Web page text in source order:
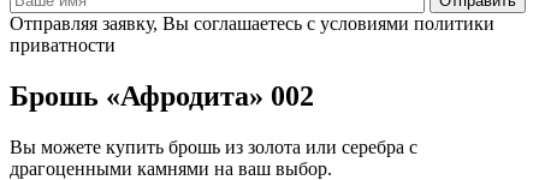
Отправляя заявку, Вы соглашаетесь с условиями политики
приватности
Брошь «Афродита» 002
Вы можете купить брошь из золота или серебра с
драгоценными камнями на ваш выбор.